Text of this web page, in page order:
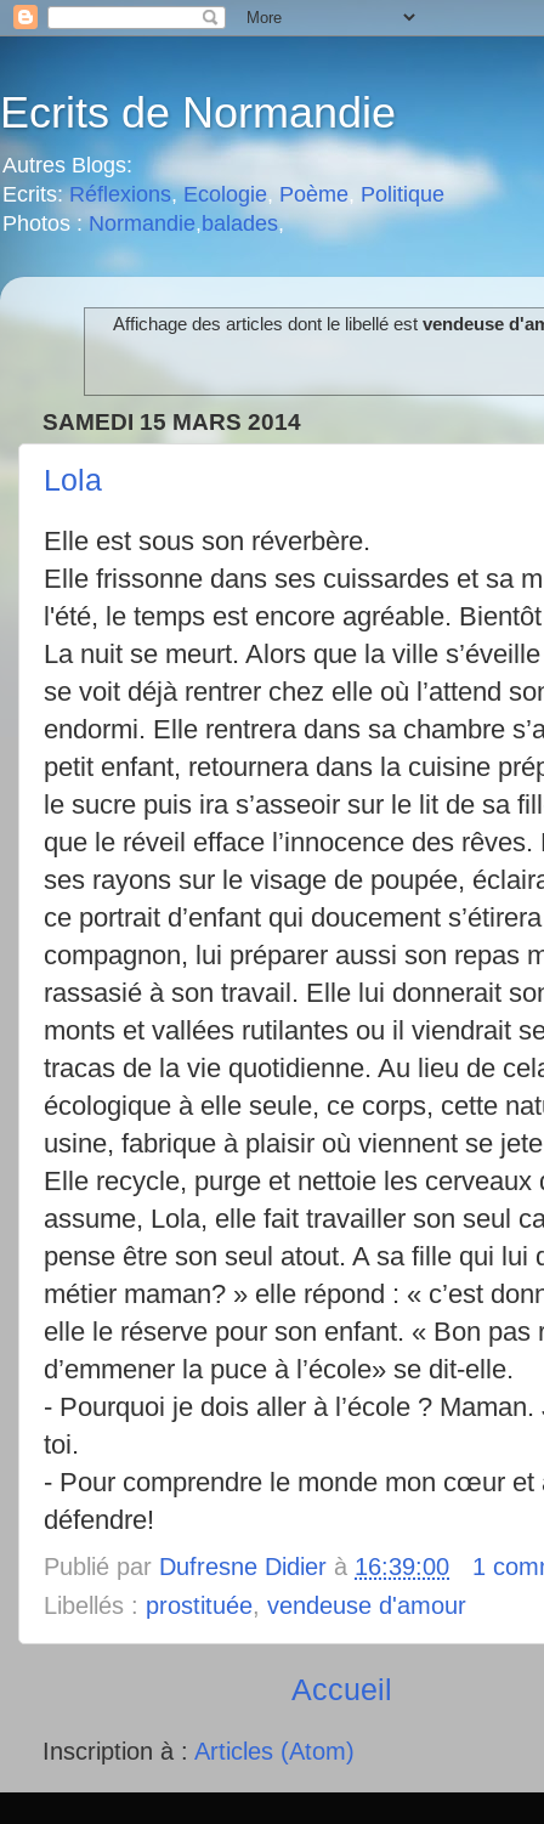
Ecrits de Normandie
Autres Blogs:
Ecrits:Réflexions,Ecologie, Poème, Politique
Photos :Normandie,balades,
Affichage des articles dont le libellé estvendeuse
SAMEDI 15 MARS 2014
Lola
Elle est sous son réverbère.
Elle frissonne dans ses cuissardes et sa
l'été, le temps est encore agréable.
La nuit se meurt. Alors que la ville
se voit déjà rentrer chez elle où l’attend
endormi. Elle rentrera dans sa chambre
petit enfant, retournera dans la cuisine
le sucre puis ira s’asseoir sur le lit de sa
que le réveil efface l’innocence des
ses rayons sur le visage de poupée,
ce portrait d’enfant qui doucement
compagnon, lui préparer aussi son repas
rassasié à son travail. Elle lui donnerait
monts et vallées rutilantes ou il viendrait
tracas de la vie quotidienne. Au lieu de
écologique à elle seule, ce corps, cette
usine, fabrique à plaisir où viennent se
Elle recycle, purge et nettoie les
assume, Lola, elle fait travailler son seul
pense être son seul atout. A sa fille qui lui
métier maman? » elle répond : « c’est
elle le réserve pour son enfant. « Bon pas
d’emmener la puce à l’école» se dit-elle.
- Pourquoi je dois aller à l’école ?
toi.
- Pour comprendre le monde mon cœur et
défendre!
Publié par Dufresne Didier à 16:39:00
1
Libellés : prostituée, vendeuse d'amour
Accueil
Inscription à : Articles (Atom)